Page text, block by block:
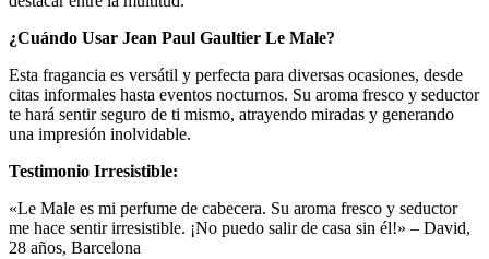
¿Cuándo Usar Jean Paul Gaultier Le Male?
Esta fragancia es versátil y perfecta para diversas ocasiones, desde
citas informales hasta eventos nocturnos. Su aroma fresco y seductor
te hará sentir seguro de ti mismo, atrayendo miradas y generando
una impresión inolvidable.
Testimonio Irresistible:
«Le Male es mi perfume de cabecera. Su aroma fresco y seductor
me hace sentir irresistible. ¡No puedo salir de casa sin él!» – David,
28 años, Barcelona